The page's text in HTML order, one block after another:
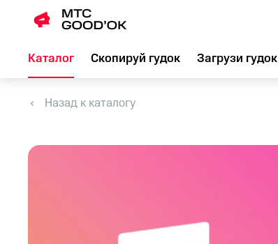
Каталог Скопируй гудок Загрузи гудок
Назад к каталогу